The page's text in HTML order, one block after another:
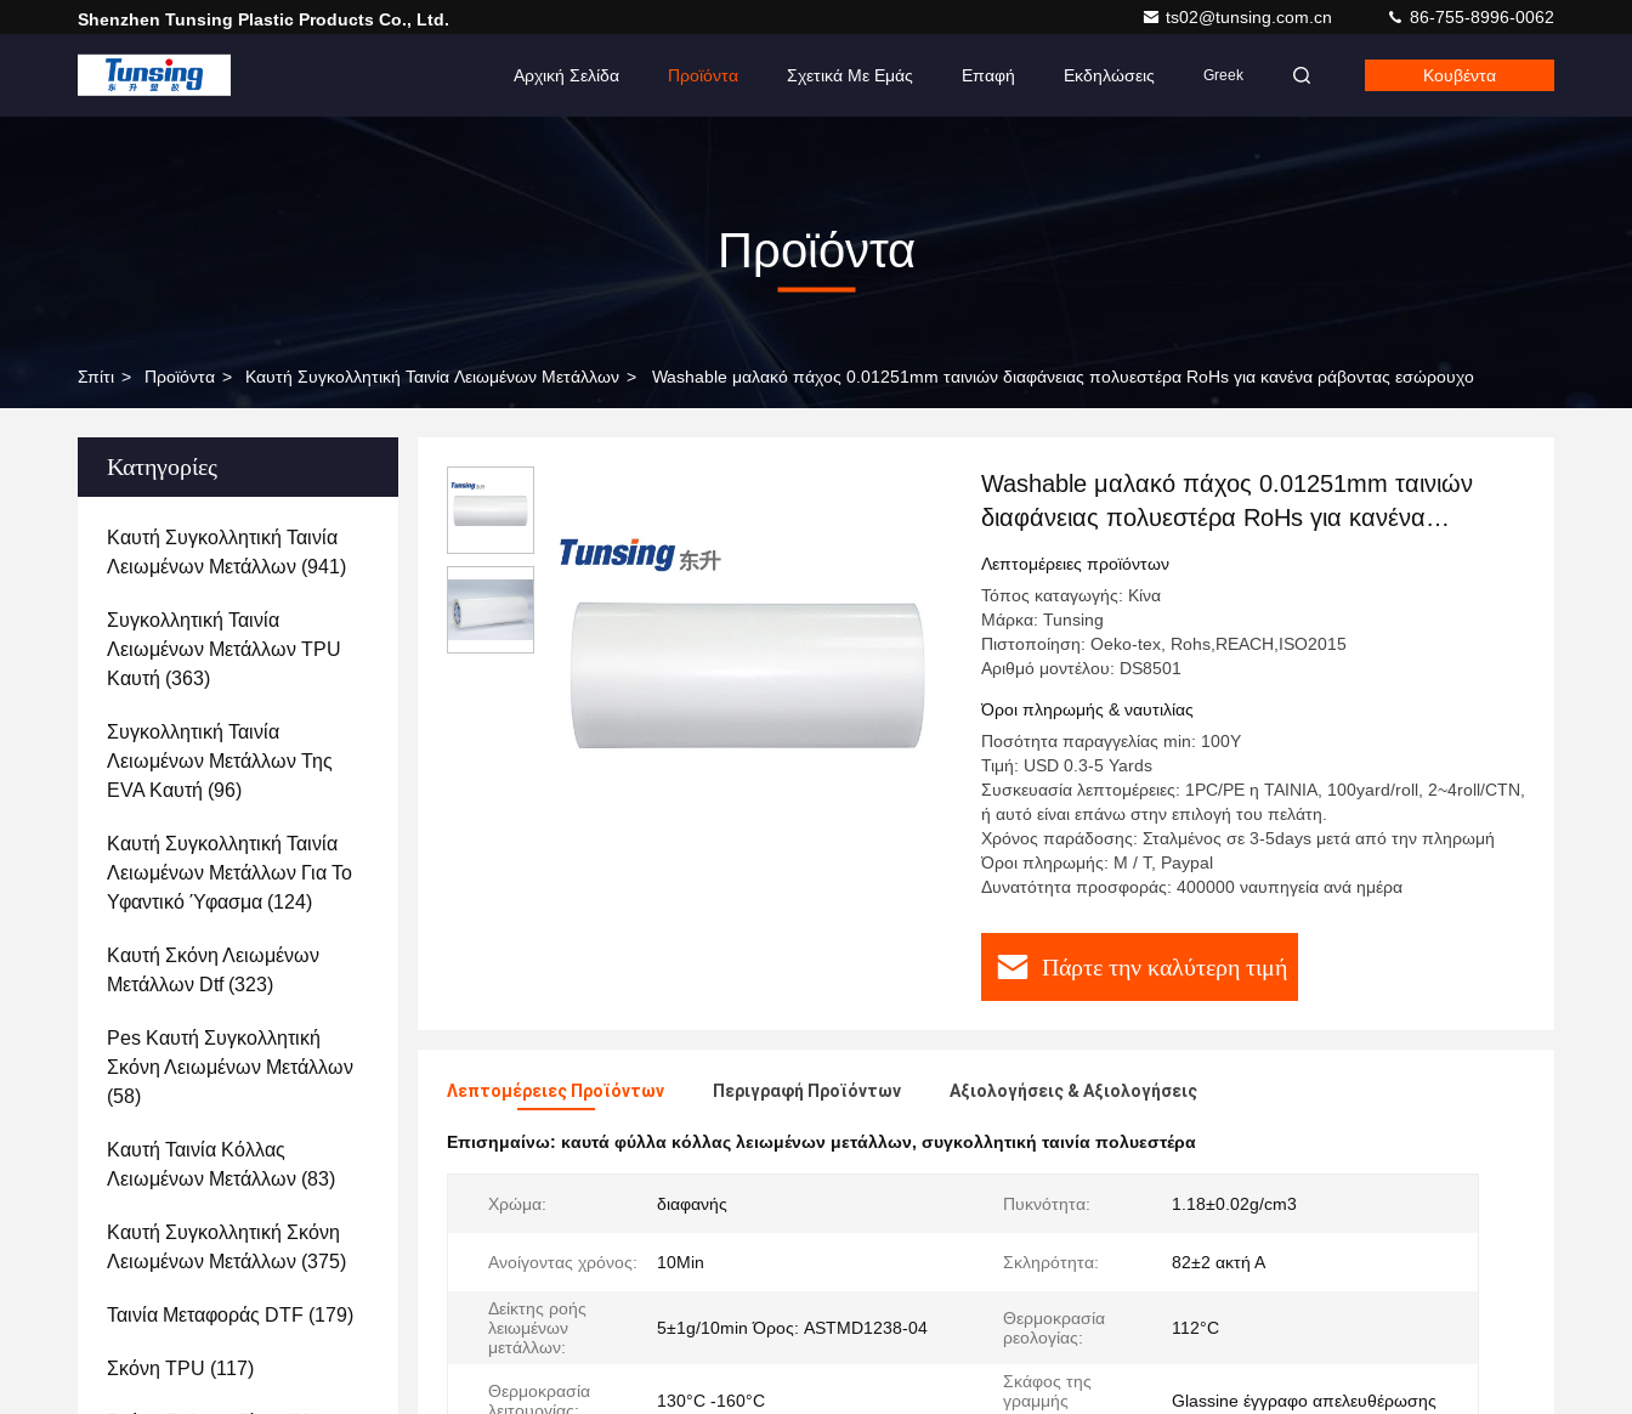
Shenzhen Tunsing Plastic Products Co., Ltd. ts02@tunsing.com.cn 86-755-8996-0062
Αρχική Σελίδα Προϊόντα Σχετικά Με Εμάς Επαφή Εκδηλώσεις Greek Κουβέντα
Προϊόντα
Σπίτι > Προϊόντα > Καυτή Συγκολλητική Ταινία Λειωμένων Μετάλλων > Washable μαλακό πάχος 0.01251mm ταινιών διαφάνειας πολυεστέρα RoHs για κανένα ράβοντας εσώρουχο
Κατηγορίες
Καυτή Συγκολλητική Ταινία
Λειωμένων Μετάλλων (941)
Συγκολλητική Ταινία
Λειωμένων Μετάλλων TPU
Καυτή (363)
Συγκολλητική Ταινία
Λειωμένων Μετάλλων Της
EVA Καυτή (96)
Καυτή Συγκολλητική Ταινία
Λειωμένων Μετάλλων Για Το
Υφαντικό Ύφασμα (124)
Καυτή Σκόνη Λειωμένων
Μετάλλων Dtf(323)
Pes Καυτή Συγκολλητική
Σκόνη Λειωμένων Μετάλλων
(58)
Καυτή Ταινία Κόλλας
Λειωμένων Μετάλλων (83)
Καυτή Συγκολλητική Σκόνη
Λειωμένων Μετάλλων (375)
Ταινία Μεταφοράς DTF (179)
Σκόνη TPU (117)
Washable μαλακό πάχος 0.01251mm ταινιών
διαφάνειας πολυεστέρα RoHs για κανένα
ράβοντας εσώρουχο
Λεπτομέρειες προϊόντων
Τόπος καταγωγής: Κίνα
Μάρκα: Tunsing
Πιστοποίηση: Oeko-tex, Rohs,REACH,ISO2015
Αριθμό μοντέλου: DS8501
Όροι πληρωμής & ναυτιλίας
Ποσότητα παραγγελίας min: 100Y
Τιμή: USD 0.3-5 Yards
Συσκευασία λεπτομέρειες: 1PC/PE η ΤΑΙΝΙΑ, 100yard/roll, 2~4roll/CTN,
ή αυτό είναι επάνω στην επιλογή του πελάτη.
Χρόνος παράδοσης: Σταλμένος σε 3-5days μετά από την πληρωμή
Όροι πληρωμής: Μ / Τ, Paypal
Δυνατότητα προσφοράς: 400000 ναυπηγεία ανά ημέρα
Πάρτε την καλύτερη τιμή
Λεπτομέρειες Προϊόντων Περιγραφή Προϊόντων Αξιολογήσεις & Αξιολογήσεις
Επισημαίνω: καυτά φύλλα κόλλας λειωμένων μετάλλων, συγκολλητική ταινία πολυεστέρα
Χρώμα: διαφανής Πυκνότητα: 1.18±0.02g/cm3
Ανοίγοντας χρόνος: 10Min Σκληρότητα: 82±2 ακτή Α
Δείκτης ροής
λειωμένων
μετάλλων:
5±1g/10min Όρος: ASTMD1238-04
Θερμοκρασία
ρεολογίας:
112°C
Θερμοκρασία
130°C -160°C
Σκάφος της
γραμμής
Glassine έγγραφο απελευθέρωσης